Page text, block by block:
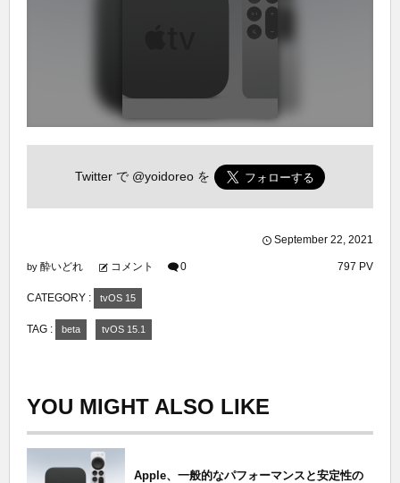
Twitter で @yoidoreo を
September 22 2021
by 酔いどれ コメント 0 797 PV
CATEGORY : tvOS 15
TAG : beta tvOS 15.1
YOU MIGHT ALSO LIKE
Apple、一般的なパフォーマンスと安定性の